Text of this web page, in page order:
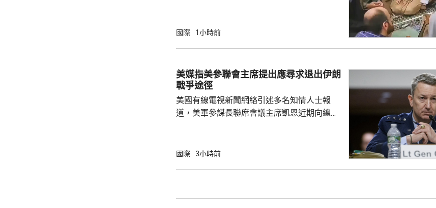
於穆傑塔巴的紀錄片中出現過，當時穆傑塔巴
後，會見過任何伊朗政府成員。他病情危重，
已被緊急送往醫院，可能隨時死亡。 穆傑塔巴
3月接替亡父哈梅內伊出任伊朗最高領...
國際 1小時前
美媒指美參聯會主席提出應尋求退出伊朗
戰爭途徑
美國有線電視新聞網絡引述多名知情人士報
道，美軍參謀長聯席會議主席凱恩近期向總統
討，表達對升級伊朗軍事行動的憂慮，並提出
可能實現。他們希望讓特朗普意識到，即便是
國際 3小時前